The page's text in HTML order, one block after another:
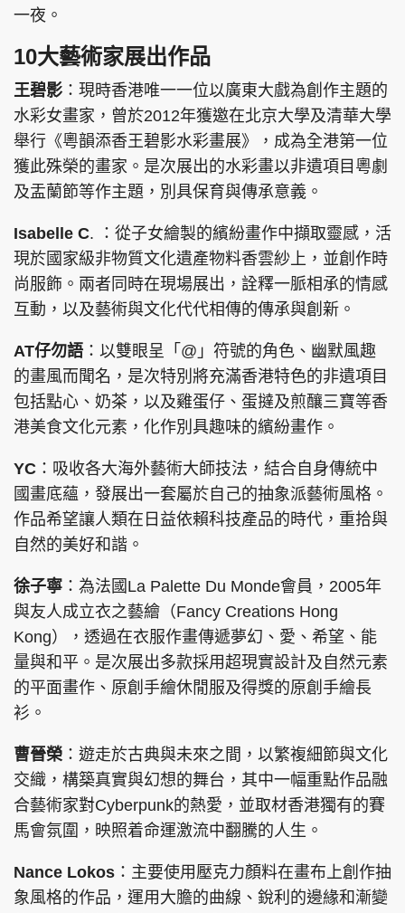
一夜。
10大藝術家展出作品
王碧影 ：現時香港唯一一位以廣東大戲為創作主題的
水彩女畫家，曾於2012年獲邀在北京大學及清華大學
舉行《粵韻添香王碧影水彩畫展》，成為全港第一位
獲此殊榮的畫家。是次展出的水彩畫以非遺項目粵劇
及盂蘭節等作主題，別具保育與傳承意義。
Isabelle C. ：從子女繪製的繽紛畫作中擷取靈感，活
現於國家級非物質文化遺產物料香雲紗上，並創作時
尚服飾。兩者同時在現場展出，詮釋一脈相承的情感
互動，以及藝術與文化代代相傳的傳承與創新。
AT仔勿語 ：以雙眼呈「@」符號的角色、幽默風趣
的畫風而聞名，是次特別將充滿香港特色的非遺項目
包括點心、奶茶，以及雞蛋仔、蛋撻及煎釀三寶等香
港美食文化元素，化作別具趣味的繽紛畫作。
YC ：吸收各大海外藝術大師技法，結合自身傳統中
國畫底蘊，發展出一套屬於自己的抽象派藝術風格。
作品希望讓人類在日益依賴科技產品的時代，重拾與
自然的美好和諧。
徐子寧 ：為法國La Palette Du Monde會員，2005年
與友人成立衣之藝繪（Fancy Creations Hong
Kong），透過在衣服作畫傳遞夢幻、愛、希望、能
量與和平。是次展出多款採用超現實設計及自然元素
的平面畫作、原創手繪休閒服及得獎的原創手繪長
衫。
曹晉榮 ：遊走於古典與未來之間，以繁複細節與文化
交織，構築真實與幻想的舞台，其中一幅重點作品融
合藝術家對Cyberpunk的熱愛，並取材香港獨有的賽
馬會氛圍，映照着命運激流中翻騰的人生。
Nance Lokos ：主要使用壓克力顏料在畫布上創作抽
象風格的作品，運用大膽的曲線、銳利的邊緣和漸變